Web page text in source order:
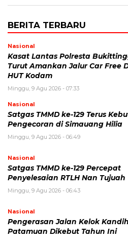
BERITA TERBARU
Nasional
Kasat Lantas Polresta
Turut Amankan Jalur Car Free
HUT Kodam
Minggu, 9 Agu 2026 - 07:33
Nasional
Satgas TMMD ke-129 Terus
Pengecoran di Simauang Hilia
Minggu, 9 Agu 2026 - 06:49
Nasional
Satgas TMMD ke-129 Percepat
Penyelesaian RTLH Nan Tujuah
Minggu, 9 Agu 2026 - 06:43
Nasional
Pengerasan Jalan Kelok Kandih
Patamuan Dikebut Tahun Ini